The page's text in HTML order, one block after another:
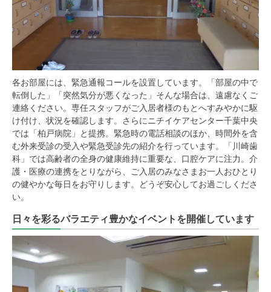
各お部屋には、緊急通報コールを設置しています。「部屋の中で
転倒した」「突然気分が悪くなった」そんな場合は、遠慮なくご
連絡ください。専任スタッフがご入居者様のもとへすみやかに駆
け付け、状況を確認します。さらにニチイケアセンター千葉中央
では「柏戸病院」と提携。緊急時の電話相談のほか、時間外を含
む外来受診の受入や緊急受診先の紹介を行っています。「川崎歯
科」では高齢者の全身の健康維持に重要な、口腔ケアに注力。介
護・医療の連携をとりながら、ご入居のみなさまお一人おひとり
の健やかな毎日をお守りします。どうぞ安心してお過ごしくださ
い。
日々を彩るバラエティ豊かなイベントを開催しています